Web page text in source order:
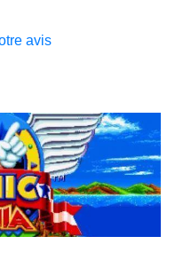
avis